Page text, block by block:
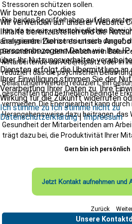
Stressoren schützen sollen.
Die beiden Begriffe haben auf den
tun, da sie aus unterschiedlichen
Energiearbeit konzentriert sich darauf,
Gesundheit um den Menschen in
Mitarbeitende am Arbeitsplatz oder in
reduziert das die psychischen
Belastungen werden reduziert, ein
geschaffen und betrieblich bedingte
vermieden. Die Energiearbeit kann
Herangehensweise dazu beitragen, das
Gesundheit der Mitarbeitenden am
trägt dazu bei, die Produktivität Ihrer
Gern bin ich persönlich
Jetzt Kontakt aufnehmen und
Zurück
Unsere
Wir benutzen Cookies
Wir verwenden auf unserer Website
Inhalte bereitzustellen und die
analysieren. Ziel ist es unsere
personenbezogene Daten wie Ihre
über Ihr Nutzungsverhalten
Diensten erfolgt die Übermittlung
Ihrer Einwilligung stimmen Sie der
Verarbeitung Ihrer Daten zu. Ihre
Wirkung für die Zukunft widerrufen
Ich stimme zu Ich stimme nicht zu
Datenschutzerklärung|Impressum